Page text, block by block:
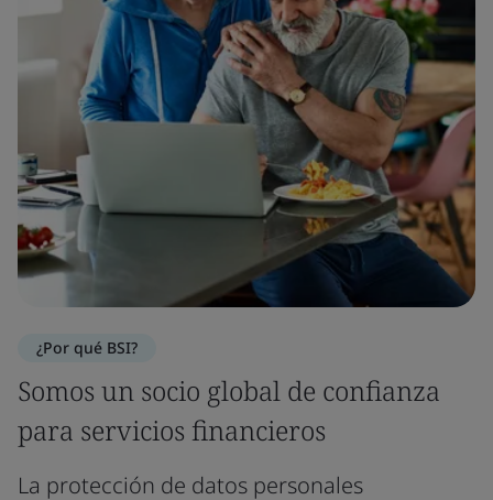
¿Por qué BSI?
Somos un socio global de confianza
para servicios financieros
La protección de datos personales